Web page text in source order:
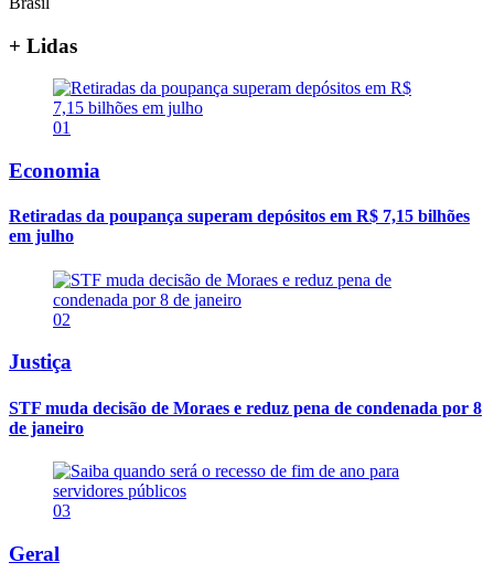
+ Lidas
01
Economia
Retiradas da poupança superam depósitos em R$ 7,15 bilhões
em julho
02
Justiça
STF muda decisão de Moraes e reduz pena de condenada por 8
de janeiro
03
Geral